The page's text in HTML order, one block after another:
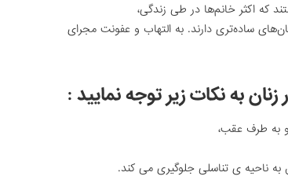
که اکثر خانم‌ها در طی زندگی،
ساده‌تری دارند. به التهاب و عفونت مجرای
به نکات زیر توجه نمایید :
به ناحیه ی تناسلی جلوگیری می کند.